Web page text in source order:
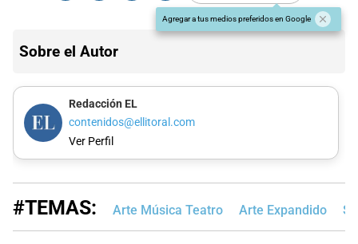
Agregar a tus medios preferidos en Google
Sobre el Autor
Redacción EL
contenidos@ellitoral.com
Ver Perfil
#TEMAS: Arte Música Teatro Arte Expandido